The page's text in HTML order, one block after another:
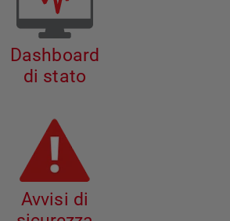
Dashboard
di stato
Avvisi di